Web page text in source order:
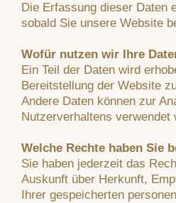
Die Erfassung dieser Daten
sobald Sie unsere Website
Wofür nutzen wir Ihre
Ein Teil der Daten wird
Bereitstellung der Website
Andere Daten können zur
Nutzerverhaltens verwendet
Welche Rechte haben Sie
Sie haben jederzeit das
Auskunft über Herkunft,
Ihrer gespeicherten